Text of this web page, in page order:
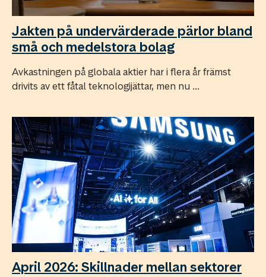
Jakten på undervärderade pärlor bland
små och medelstora bolag
Avkastningen på globala aktier har i flera år främst
drivits av ett fåtal teknologijättar, men nu ...
April 2026: Skillnader mellan sektorer